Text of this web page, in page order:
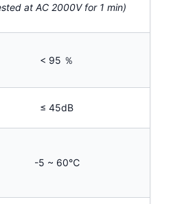
at AC 2000V for 1 min)
< 95 ％
≤ 45dB
-5 ~ 60℃